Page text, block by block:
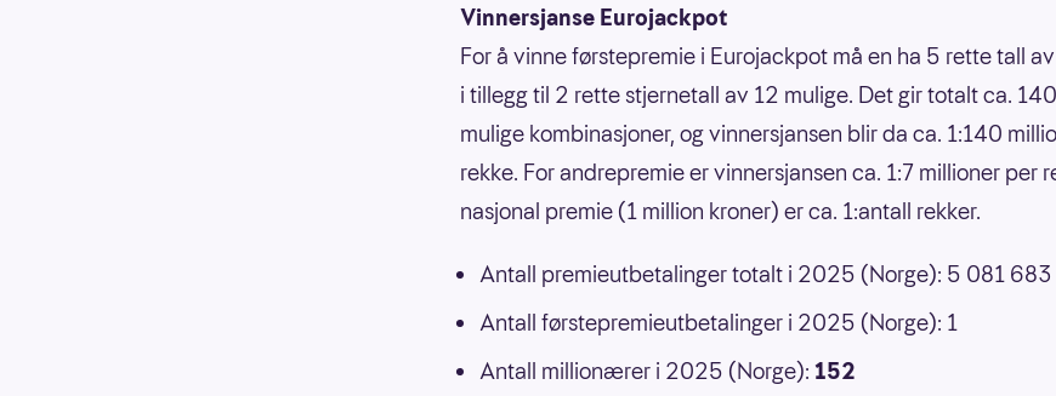
Vinnersjanse Eurojackpot
For å vinne førstepremie i Eurojackpot må en ha 5 rette tall
i tillegg til 2 rette stjernetall av 12 mulige. Det gir totalt ca.
mulige kombinasjoner, og vinnersjansen blir da ca. 1:140
rekke. For andrepremie er vinnersjansen ca. 1:7 millioner per
nasjonal premie (1 million kroner) er ca. 1:antall rekker.
Antall premieutbetalinger totalt i 2025 (Norge): 5 081 683
Antall førstepremieutbetalinger i 2025 (Norge): 1
Antall millionærer i 2025 (Norge): 152